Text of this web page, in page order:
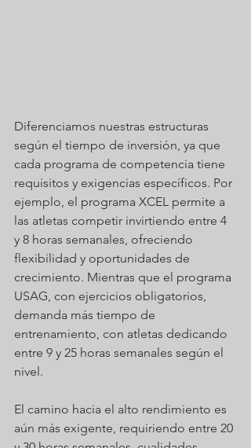
Diferenciamos nuestras estructuras
según el tiempo de inversión, ya que
cada programa de competencia tiene
requisitos y exigencias específicos. Por
ejemplo, el programa XCEL permite a
las atletas competir invirtiendo entre 4
y 8 horas semanales, ofreciendo
flexibilidad y oportunidades de
crecimiento. Mientras que el programa
USAG, con ejercicios obligatorios,
demanda más tiempo de
entrenamiento, con atletas dedicando
entre 9 y 25 horas semanales según el
nivel.
El camino hacia el alto rendimiento es
aún más exigente, requiriendo entre 20